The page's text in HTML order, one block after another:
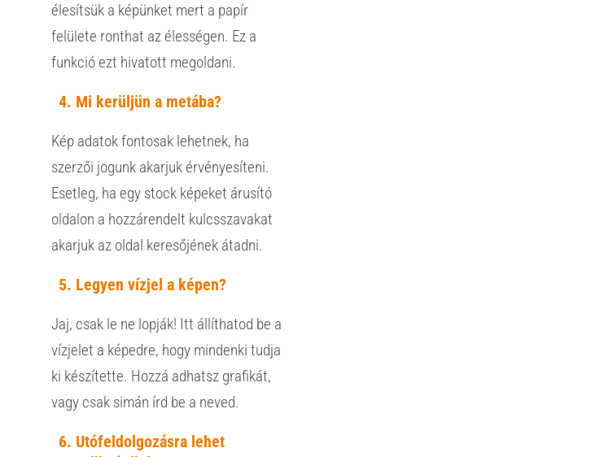
élesítsük a képünket mert a papír
felülete ronthat az élességen. Ez a
funkció ezt hivatott megoldani.
Mi kerüljün a metába?
Kép adatok fontosak lehetnek, ha
szerzői jogunk akarjuk érvényesíteni.
Esetleg, ha egy stock képeket árusító
oldalon a hozzárendelt kulcsszavakat
akarjuk az oldal keresőjének átadni.
Legyen vízjel a képen?
Jaj, csak le ne lopják! Itt állíthatod be a
vízjelet a képedre, hogy mindenki tudja
ki készítette. Hozzá adhatsz grafikát,
vagy csak simán írd be a neved.
Utófeldolgozásra lehet